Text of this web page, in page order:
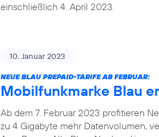
einschließlich 4. April 2023.
10. Januar 2023
NEUE BLAU PREPAID-TARIFE AB FEBRUAR:
Mobilfunkmarke Blau
Ab dem 7. Februar 2023 profitieren
zu 4 Gigabyte mehr Datenvolumen,